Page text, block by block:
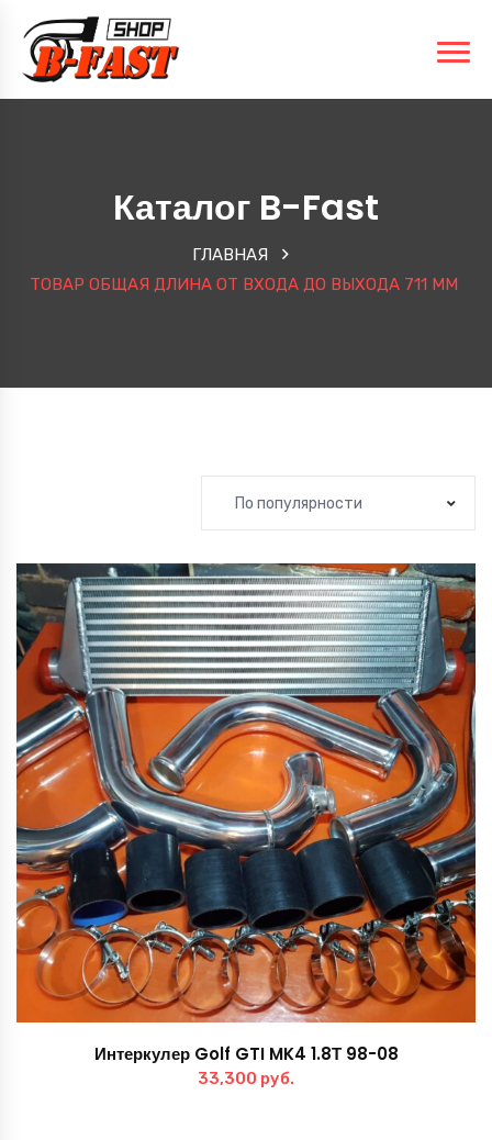
Каталог B-Fast
ГЛАВНАЯ
ТОВАР ОБЩАЯ ДЛИНА ОТ ВХОДА ДО ВЫХОДА 711 ММ
По популярности
Интеркулер Golf GTI MK4 1.8Т 98-08
33,300 руб.